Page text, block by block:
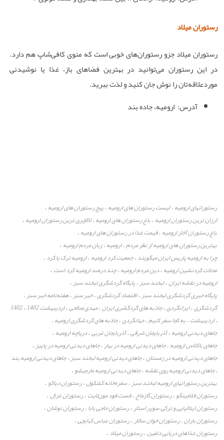
رستوران میلاد
رستوران میلاد جزو رستوران‌های خوبی است که منوی کافی‌شاپ هم دارد.
در این رستوران می‌توانید در بهترین فضاهای باز، غذا یا نوشیدنی
موردعلاقه‌تان را نوش جان کنید و لذت ببرید.
آدرس: ارومیه، جاده بند
رستورانهای ارومیه ،لیست رستوران های ارومیه ،پیج رستوران های ارومیه ،
ارزان ترین رستوران ارومیه ،باغ رستوران های ارومیه ،لاکچری ترین رستوران ارومیه ،
باغ رستوران آخار ارومیه ،قیمت غذا در رستوران های ارومیه ،
بهترین رستوران های ارومیه از نظر مردم،ارومیه ،زبان مردم ارومیه ،
چرا به ارومیه پاریس ایران میگویند ،جمعیت کرد ارومیه ،ارومیه ترک یا کرد ،
محلات کردنشین ارومیه ،دین مردم ارومیه ،چند درصد ارومیه کرد است ،
ارومیه در نقشه ایران،لبخند سبز،پایگاه گردشگری لبخند سبز،
پایگاه خبری گردشگری لبخند سبز،اقتصاد گردشگری،خبر سبز،هفته‌نامه خبر سبز،
گردشگری،ایرانگردی،جاذبه های گردگشری ایران،مهدی صالحی،اردیبهشت 1402 ،1402
،اردیبهشت ،به کجا سفر کنیم،جهانگردی،جاذبه های گردشگری ارومیه ،
جاهای دیدنی ارومیه ،آذربایجان شرقی،آذربایجان غربی،دریاچه ارومیه ،
جاهای باکلاس ارومیه ،جاهای دیدنی ارومیه در بهار،جاهای دیدنی ارومیه در پاییز،
جاهای دیدنی ارومیه در زمستان،جاهای دیدنی ارومیه لبخند سبز،جاهای دیدنی ارومیه بند
،جاهای دیدنی ارومیه روی نقشه ،جاهای دیدنی ارومیه مارمیشو،
بهترین رستورانهای ارومیه لبخند سبز،سفره‌خانه کشکول،رستوران دیاکو،
رستوران فلامینگو،رستوران گازماخ،فست فود مون‌لایت ،رستوران غزال،
رستوران ایتالیایی و ترکی سوپر استار،رستوران حاجی بابا ،رستوران نوشان،
رستوران باران،رستوران خوان سالار،رستوران عباس کبابچی،
رستوران غذاهای دریایی دلفین،رستوران میلاد ،